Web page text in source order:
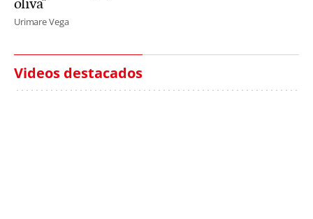
oliva"
Urimare Vega
Videos destacados